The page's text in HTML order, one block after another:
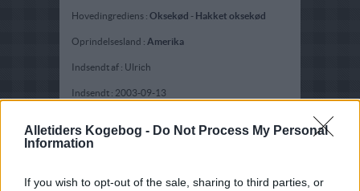
Alletiders Kogebog - Do Not Process My Personal
Information
If you wish to opt-out of the sale, sharing to third parties, or
Hovedingrediens : Oksekød - Hakket oksekød
Oprindelsesland : Amerika
Indsendt af : Ulrich
Indsendt : 2003-09-13